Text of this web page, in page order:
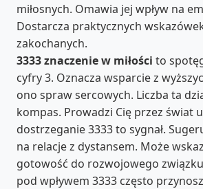
miłosnych. Omawia jej wpływ na
Dostarcza praktycznych
zakochanych.
3333 znaczenie w miłości to
cyfry 3. Oznacza wsparcie z
ono spraw sercowych. Liczba ta
kompas. Prowadzi Cię przez świat
dostrzeganie 3333 to sygnał.
na relacje z dystansem. Może
gotowość do rozwojowego
pod wpływem 3333 często